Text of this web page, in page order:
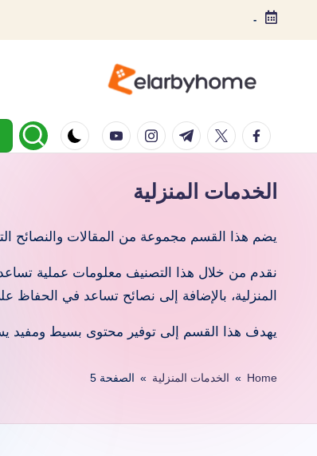
التجاوز
-
la
r
y
H
m
e
هوم
عامة
facebook.com
twitter.com
t.me
instagram.com
youtube.com
الخدمات المنزلية
يضم هذا القسم مجموعة من المقالات والنصائح
نقدم من خلال هذا التصنيف معلومات عملية
المنزلية، بالإضافة إلى نصائح تساعد في الحفاظ
يهدف هذا القسم إلى توفير محتوى بسيط ومفيد
Home
» الخدمات المنزلية » الصفحة 5